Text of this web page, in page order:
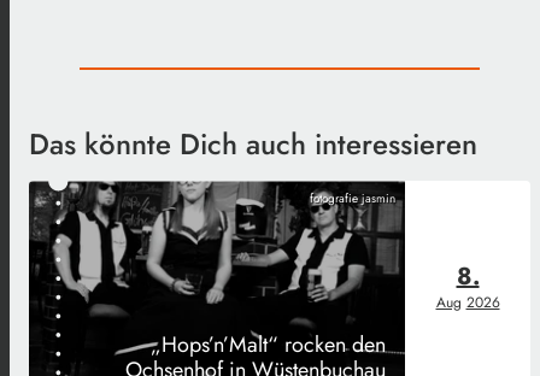
Das könnte Dich auch interessieren
fotografie jasmin
„Hops’n’Malt“ rocken den
8.
Aug 2026